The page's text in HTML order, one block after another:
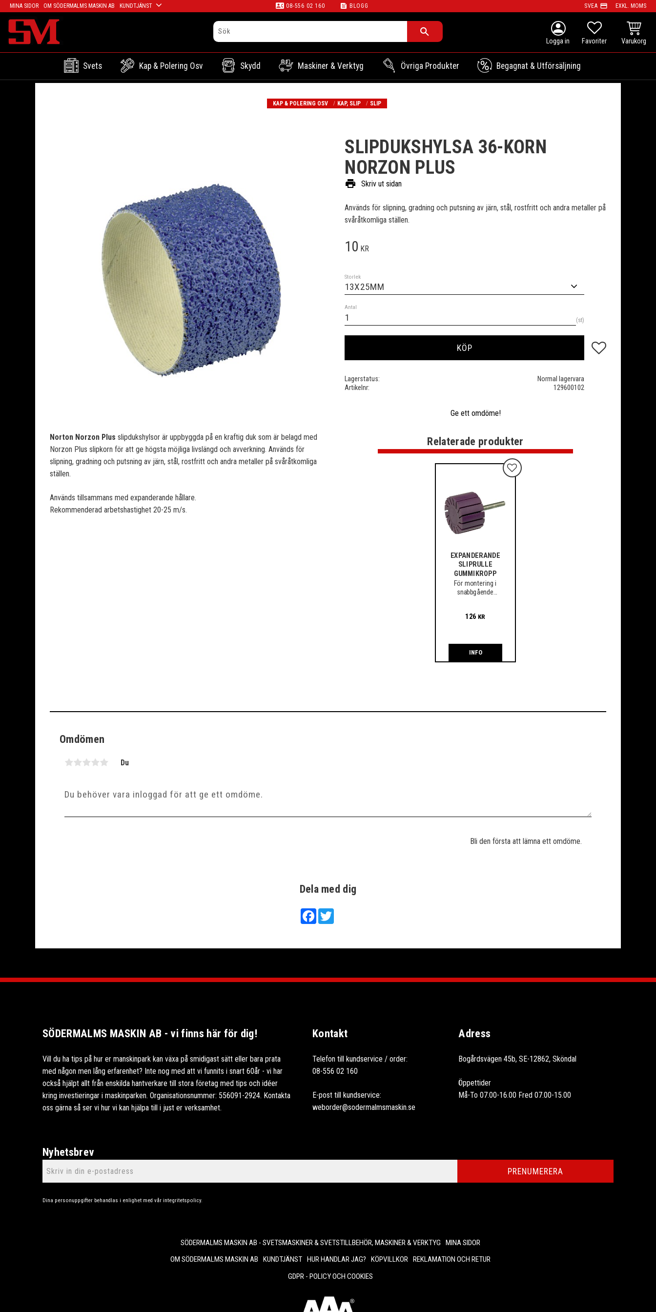
MINA SIDOR OM SÖDERMALMS MASKIN AB KUNDTJÄNST contact_phone 08-556 02 160 feed BLOGG SVEA payment EXKL. MOMS
person
FAVORITER
Svets Kap & Polering Osv Skydd Maskiner & Verktyg Övriga Produkter Begagnat & Utförsäljning
KAP & POLERING OSV KAP, SLIP SLIP
SLIPDUKSHYLSA 36-KORN
NORZON PLUS
print Skriv ut sidan
Används för slipning, gradning och putsning av järn, stål, rostfritt och andra metaller på
svåråtkomliga ställen.
Norton Norzon Plus slipdukshylsor är uppbyggda på en kraftig duk som är belagd med
Norzon Plus slipkorn för att ge högsta möjliga livslängd och avverkning. Används för
slipning, gradning och putsning av järn, stål, rostfritt och andra metaller på svåråtkomliga
ställen.
Används tillsammans med expanderande hållare.
Rekommenderad arbetshastighet 20-25 m/s.
10 KR
Storlek
Antal
st
KÖP Lägg till i favoriter
Lagerstatus
Normal lagervara
Artikelnr
129600102
Ge ett omdöme!
Relaterade produkter
EXPANDERANDE
SLIPRULLE
GUMMIKROPP
​För montering i
snabbgående
126 KR
Lägg till i favoriter
INFO
Dela med dig
FacebookTwitter
Omdömen
Du
Bli den första att lämna ett omdöme.
SÖDERMALMS MASKIN AB - vi finns här för dig!
Vill du ha tips på hur er manskinpark kan växa på smidigast sätt eller bara prata
med någon men lång erfarenhet? Inte nog med att vi funnits i snart 60år - vi har
också hjälpt allt från enskilda hantverkare till stora företag med tips och idéer
kring investieringar i maskinparken. Organisationsnummer: 556091-2924. Kontakta
oss gärna så ser vi hur vi kan hjälpa till i just er verksamhet.
Kontakt
Telefon till kundservice / order:
08-556 02 160
E-post till kundservice:
weborder@sodermalmsmaskin.se
Adress
Bogårdsvägen 45b, SE-12862, Sköndal
Öppettider
Må-To 07.00-16.00 Fred 07.00-15.00
Nyhetsbrev
PRENUMERERA
Dina personuppgifter behandlas i enlighet med vår integritetspolicy.
SÖDERMALMS MASKIN AB - SVETSMASKINER & SVETSTILLBEHÖR, MASKINER & VERKTYG
MINA SIDOR
OM SÖDERMALMS MASKIN AB
KUNDTJÄNST HUR HANDLAR JAG? KÖPVILLKOR REKLAMATION OCH RETUR
GDPR - POLICY OCH COOKIES